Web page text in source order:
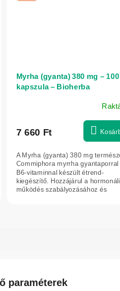
Myrha (gyanta) 380 mg – 100
kapszula – Bioherba
7 660 Ft
A Myrha (gyanta) 380 mg
Commiphora myrrha gyantaporral
B6-vitaminnal készült étrend-
kiegészítő. Hozzájárul a
működés szabályozásához és
paraméterek